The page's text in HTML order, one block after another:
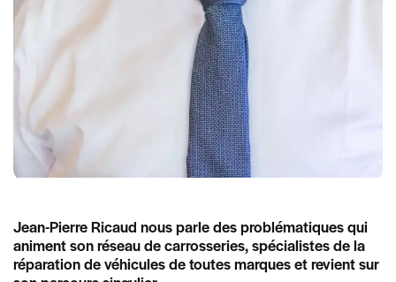
Jean-Pierre Ricaud nous parle des problématiques qui
animent son réseau de carrosseries, spécialistes de la
réparation de véhicules de toutes marques et revient sur